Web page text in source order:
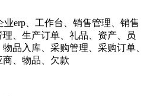
业erp、工作台、销售管理、销售
、生产订单、礼品、资产、员
品入库、采购管理、采购订单、
、物品、欠款